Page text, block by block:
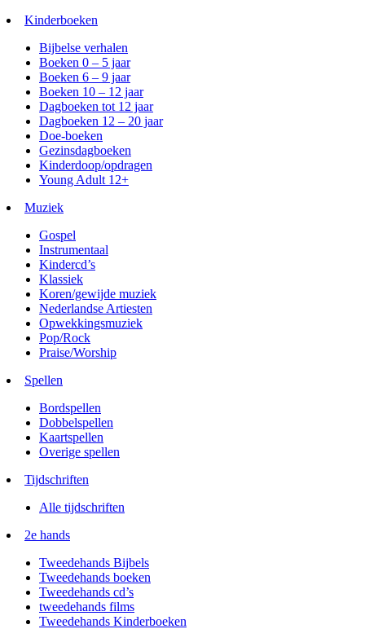
Kinderboeken
Bijbelse verhalen
Boeken 0 – 5 jaar
Boeken 6 – 9 jaar
Boeken 10 – 12 jaar
Dagboeken tot 12 jaar
Dagboeken 12 – 20 jaar
Doe-boeken
Gezinsdagboeken
Kinderdoop/opdragen
Young Adult 12+
Muziek
Gospel
Instrumentaal
Kindercd’s
Klassiek
Koren/gewijde muziek
Nederlandse Artiesten
Opwekkingsmuziek
Pop/Rock
Praise/Worship
Spellen
Bordspellen
Dobbelspellen
Kaartspellen
Overige spellen
Tijdschriften
Alle tijdschriften
2e hands
Tweedehands Bijbels
Tweedehands boeken
Tweedehands cd’s
tweedehands films
Tweedehands Kinderboeken